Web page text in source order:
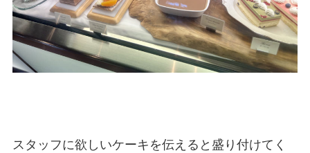
スタッフに欲しいケーキを伝えると盛り付けてく